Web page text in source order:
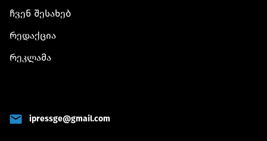
ჩვენ შესახებ
რედაქცია
რეკლამა
ipressge@gmail.com